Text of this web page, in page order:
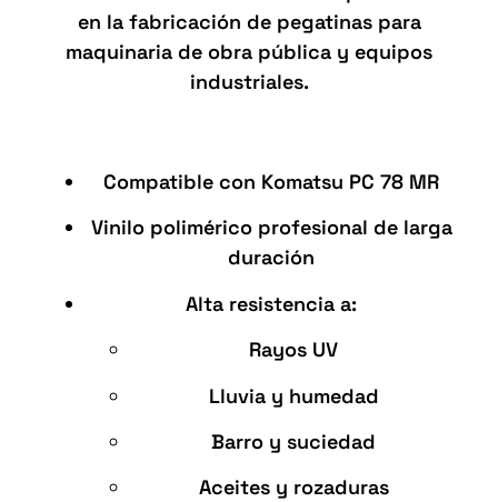
en la fabricación de pegatinas para
maquinaria de obra pública y equipos
industriales.
Compatible con Komatsu PC 78 MR
Vinilo polimérico profesional de larga
duración
Alta resistencia a:
Rayos UV
Lluvia y humedad
Barro y suciedad
Aceites y rozaduras